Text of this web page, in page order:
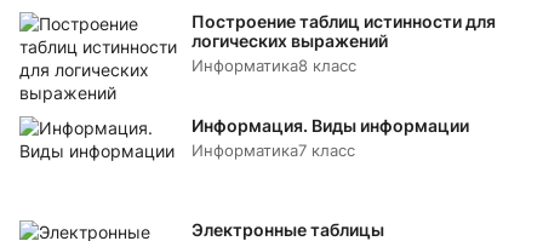
Построение таблиц истинности для
логических выражений
Информатика8 класс
Информация. Виды информации
Информатика7 класс
Электронные таблицы